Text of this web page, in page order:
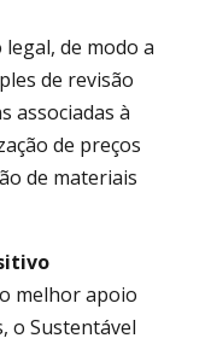
de modo a
de revisão
associadas à
de preços
de materiais
melhor apoio
o Sustentável